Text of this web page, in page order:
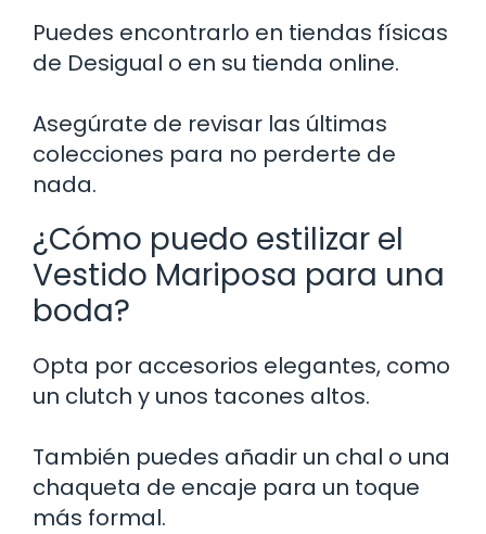
Puedes encontrarlo en tiendas físicas
de Desigual o en su tienda online.
Asegúrate de revisar las últimas
colecciones para no perderte de
nada.
¿Cómo puedo estilizar el
Vestido Mariposa para una
boda?
Opta por accesorios elegantes, como
un clutch y unos tacones altos.
También puedes añadir un chal o una
chaqueta de encaje para un toque
más formal.